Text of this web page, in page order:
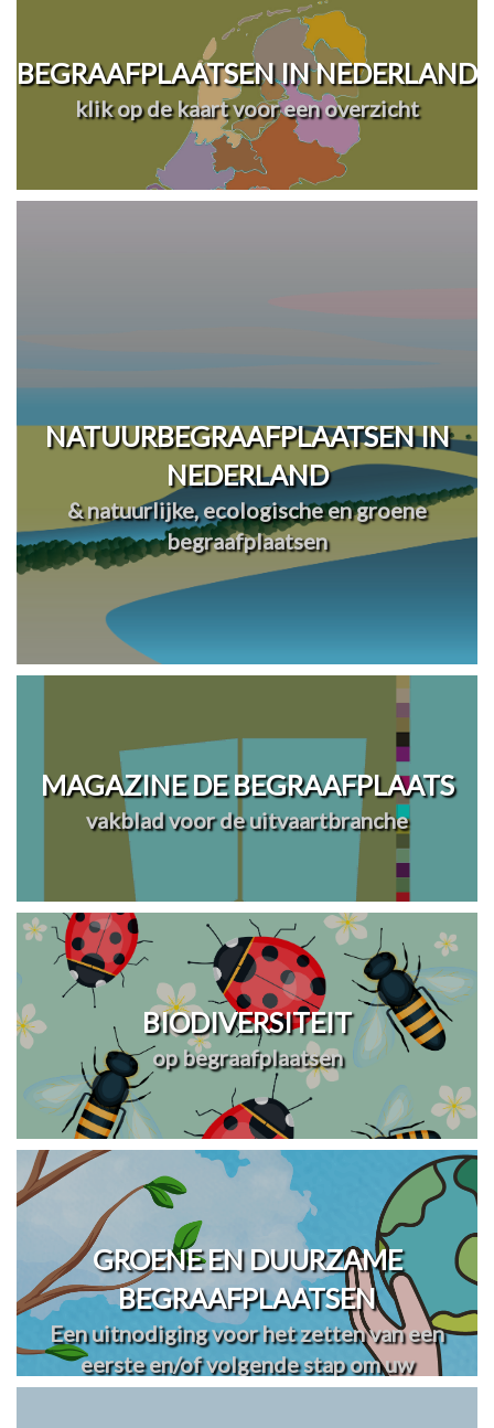
BEGRAAFPLAATSEN IN NEDERLAND
klik op de kaart voor een overzicht
NATUURBEGRAAFPLAATSEN IN
NEDERLAND
& natuurlijke, ecologische en groene
begraafplaatsen
MAGAZINE DE BEGRAAFPLAATS
vakblad voor de uitvaartbranche
BIODIVERSITEIT
op begraafplaatsen
GROENE EN DUURZAME
BEGRAAFPLAATSEN
Een uitnodiging voor het zetten van een
eerste en/of volgende stap om uw
begraafplaats(en) te vergroenen en